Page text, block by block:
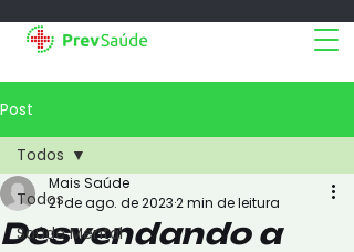
Post
Todos
Saúde Mental
Todos
Desvendando a
Mais Saúde
21 de ago. de 20232 min de leitura